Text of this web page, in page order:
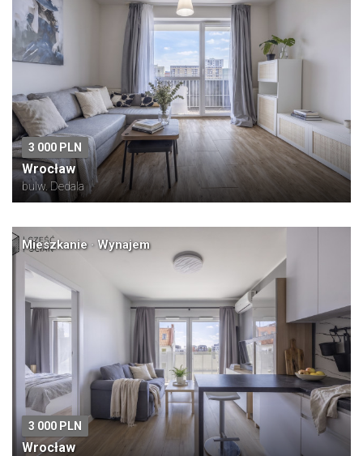
3 000 PLN
Wrocław
bulw. Dedala
Mieszkanie · Wynajem
3 000 PLN
Wrocław